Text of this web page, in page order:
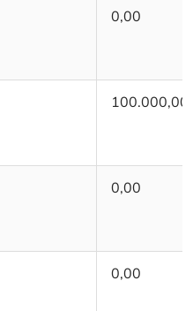
0,00
100.000,00
0,00
0,00